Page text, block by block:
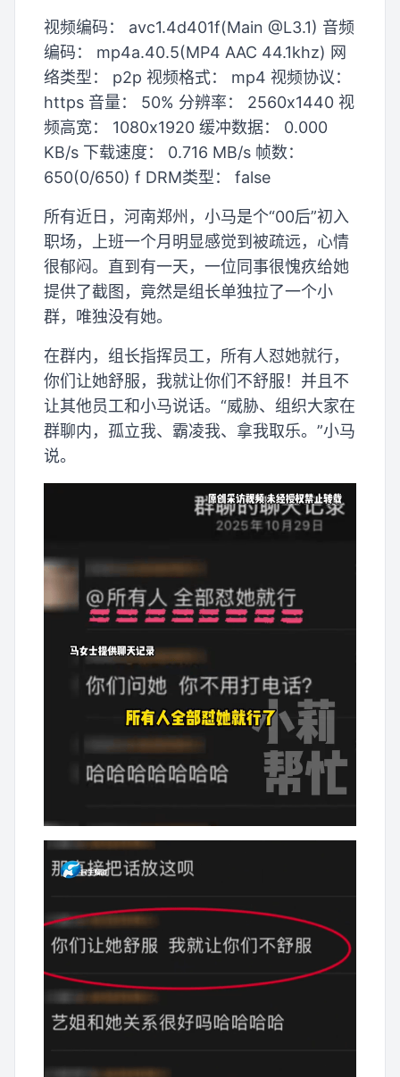
视频编码： avc1.4d401f(Main @L3.1) 音频
编码： mp4a.40.5(MP4 AAC 44.1khz) 网
络类型： p2p 视频格式： mp4 视频协议：
https 音量： 50% 分辨率： 2560x1440 视
频高宽： 1080x1920 缓冲数据： 0.000
KB/s 下载速度： 0.716 MB/s 帧数：
650(0/650) f DRM类型： false
所有近日，河南郑州，小马是个“00后”初入
职场，上班一个月明显感觉到被疏远，心情
很郁闷。直到有一天，一位同事很愧疚给她
提供了截图，竟然是组长单独拉了一个小
群，唯独没有她。
在群内，组长指挥员工，所有人怼她就行，
你们让她舒服，我就让你们不舒服！并且不
让其他员工和小马说话。“威胁、组织大家在
群聊内，孤立我、霸凌我、拿我取乐。”小马
说。